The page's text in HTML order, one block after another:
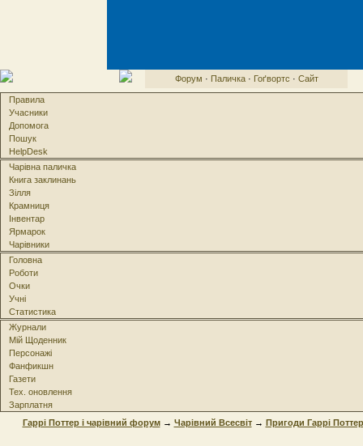
Форум · Паличка· Гоґвортс · Сайт
Правила
Учасники
Допомога
Пошук
HelpDesk
Чарівна паличка
Книга заклинань
Зілля
Крамниця
Інвентар
Ярмарок
Чарівники
Головна
Роботи
Очки
Учні
Статистика
Журнали
Мій Щоденник
Персонажі
Фанфикшн
Газети
Тех. оновлення
Зарплатня
Гаррі Поттер і чарівний форум→ Чарівний Всесвіт→ Пригоди Гаррі